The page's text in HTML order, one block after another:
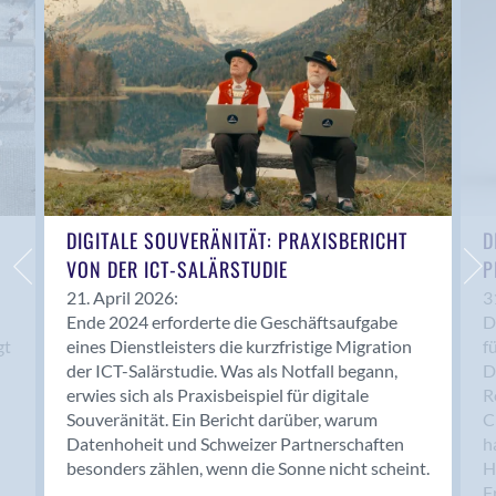
Anwil
Appenzell
Au SG
Baar
Baden
Balsthal
Balzers
Basel
Bassersdorf
Belp
Bendern
Benken (SG)
Bergdietikon
Berlin
Bern
Bern - Liebefeld
DIGITALE SOUVERÄNITÄT: PRAXISBERICHT
VON DER ICT-SALÄRSTUDIE
21. April 2026:
Ende 2024 erforderte die Geschäftsaufgabe
eines Dienstleisters die kurzfristige Migration
der ICT-Salärstudie. Was als Notfall begann,
erwies sich als Praxisbeispiel für digitale
Souveränität. Ein Bericht darüber, warum
Datenhoheit und Schweizer Partnerschaften
besonders zählen, wenn die Sonne nicht scheint.